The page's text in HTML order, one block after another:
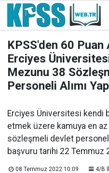
KPSS'den 60
Erciyes
Mezunu 38
Personeli Alımı
Erciyes Üniversitesi kendi
etmek üzere kamuya en
sözleşmeli devlet personeli
başvuru tarihi 22 Temmuz
08 Temmuz 2022 10:09 4/B